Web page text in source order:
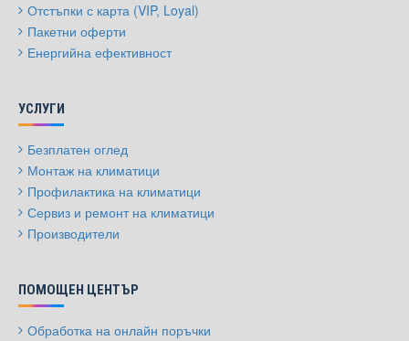
Отстъпки с карта (VIP, Loyal)
Пакетни оферти
Енергийна ефективност
УСЛУГИ
Безплатен оглед
Монтаж на климатици
Профилактика на климатици
Сервиз и ремонт на климатици
Производители
ПОМОЩЕН ЦЕНТЪР
Обработка на онлайн поръчки